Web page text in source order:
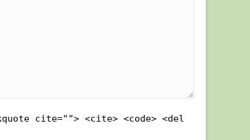
cite=""> <cite> <code> <del